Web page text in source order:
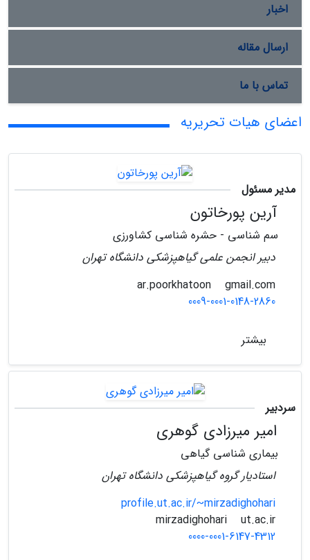
اخبار
ارسال مقاله
تماس با ما
اعضای هیات تحریریه
مدیر مسئول
آرین پورخاتون
سم شناسی - حشره شناسی کشاورزی
دبیر انجمن علمی گیاهپزشکی دانشگاه تهران
gmail.com
0009-0001-0148-2860
بیشتر
سردبیر
امیر میرزادی گوهری
بیماری شناسی گیاهی
استادیار گروه گیاهپزشکی دانشگاه تهران
profile.ut.ac.ir/~mirzadighohari
ut.ac.ir
0000-0001-6147-4312